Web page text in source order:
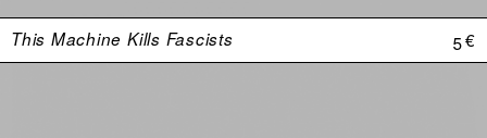
This Machine Kills Fascists 5 €